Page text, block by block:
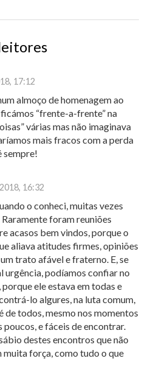
17:12
almoço de homenagem ao
“frente-a-frente” na
várias mas não imaginava
mais fracos com a perda
sempre!
16:32
o conheci, muitas vezes
foram reuniões
acasos bem vindos, porque o
aliava atitudes firmes, opiniões
trato afável e fraterno. E, se
urgência, podíamos confiar no
ele estava em todas e
lo algures, na luta comum,
de todos, mesmo nos momentos
e fáceis de encontrar.
destes encontros que não
muita força, como tudo o que